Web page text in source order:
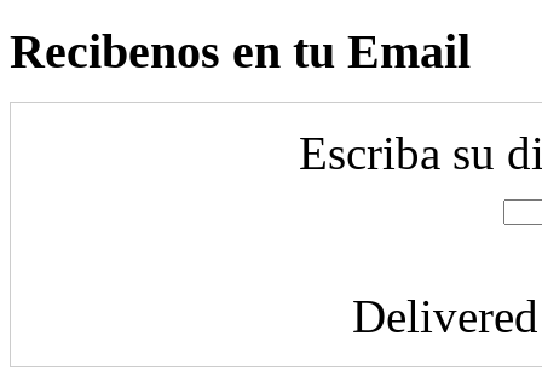
Recibenos en tu Email
Escriba su